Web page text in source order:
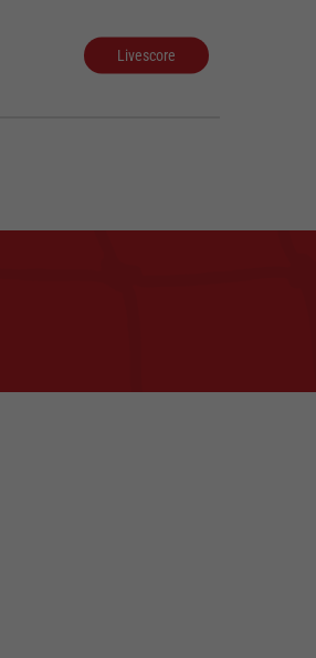
Livescore